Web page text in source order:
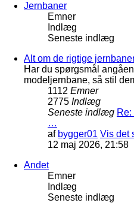
Jernbaner
Emner
Indlæg
Seneste indlæg
Alt om de rigtige
Har du spørgsmål
modeljernbane, så stil
1112 Emner
2775 Indlæg
Seneste indlæg
…
af bygger01 Vis det
12 maj 2026, 21:58
Andet
Emner
Indlæg
Seneste indlæg